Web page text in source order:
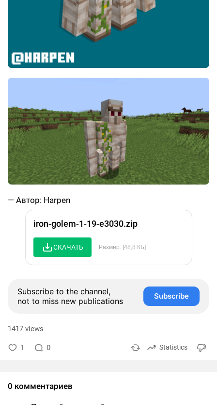
— Автор: Harpen
iron-golem-1-19-e3030.zip
СКАЧАТЬ Размер: [48,8 КБ]
Subscribe to the channel,
not to miss new publications
Subscribe
1417 views
1 0 Statistics
0 комментариев